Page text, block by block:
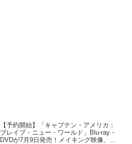
【予約開始】「キャプテン・アメリカ：
ブレイブ・ニュー・ワールド」Blu-ray・
DVDが7月9日発売！メイキング映像、未